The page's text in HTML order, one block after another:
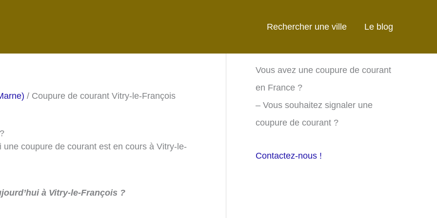
Rechercher une ville Le blog
/ Coupure de courant Vitry-le-François
coupure de courant est en cours à Vitry-le-
à Vitry-le-François ?
Vous avez une coupure de courant
en France ?
– Vous souhaitez signaler une
coupure de courant ?
Contactez-nous !